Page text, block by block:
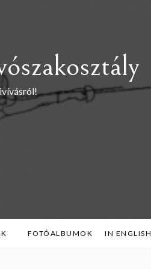
FOTÓALBUMOK IN ENGLISH